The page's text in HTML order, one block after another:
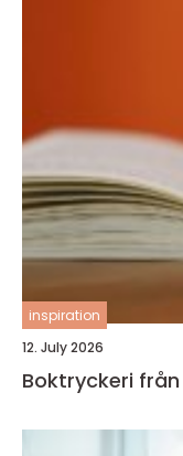
inspiration
12. July 2026